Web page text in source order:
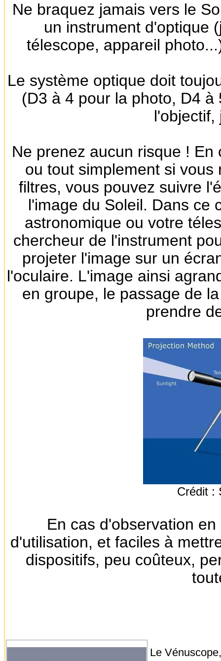
Ne braquez jamais vers le
un instrument d'optique
télescope, appareil
Le système optique doit
(D3 à 4 pour la photo, D4
l'objectif,
Ne prenez aucun risque !
ou tout simplement si
filtres, vous pouvez suivre
l'image du Soleil. Dans ce
astronomique ou votre
chercheur de l'instrument
projeter l'image sur un
l'oculaire. L'image ainsi
en groupe, le passage de
prendre
Crédit :
En cas d'observation
d'utilisation, et faciles à
dispositifs, peu coûteux,
Le